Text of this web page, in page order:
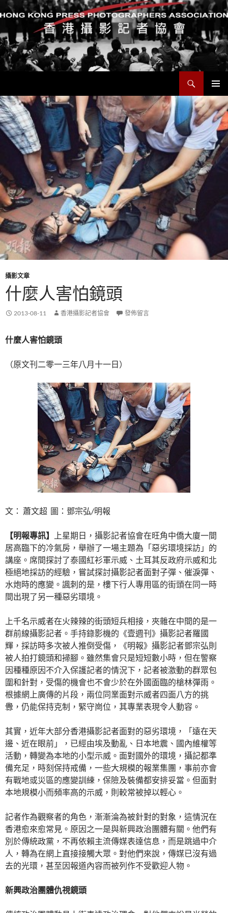
主要選單
至
主
要
內
攝影文章
什麼人害怕鏡頭
2013-08-11 香港攝影記者協會 發佈留言
什麼人害怕鏡頭
（原文刊二零一三年八月十一日）
文： 蕭文超 圖：鄧宗弘/明報
【明報專訊】
上星期日，攝影記者協會在旺角中僑大廈一間
居高臨下的冷氣房，舉辦了一場主題為「惡劣環境採訪」的
講座。席間探討了泰國紅衫軍示威、土耳其反政府示威和北
極絕地採訪的經驗，嘗試探討攝影記者面對子彈、催淚彈、
水炮時的應變。諷刺的是，樓下行人專用區的街頭在同一時
間出現了另一種惡劣環境。
上千名示威者在火辣辣的街頭短兵相接，夾雜在中間的是一
群前線攝影記者。手持錄影機的《壹週刊》攝影記者羅國
輝，採訪時多次被人推倒受傷，《明報》攝影記者鄧宗弘則
被人拍打鏡頭和掃腳。雖然集會只是短短數小時，但在警察
因種種原因不介入保護記者的情況下，記者被激動的群眾包
圍和針對，受傷的機會也不會少於在外國面臨的槍林彈雨。
根據網上廣傳的片段，兩位同業面對示威者四面八方的挑
釁，仍能保持克制，緊守崗位，其專業表現令人動容。
其實，近年大部分香港攝影記者面對的惡劣環境，「遠在天
邊、近在眼前」，已經由埃及動亂、日本地震、國內維權等
活動，轉變為本地的小型示威。面對國外的環境，攝記都準
備充足，時刻保持戒備，一些大規模的報業集團，事前亦會
有戰地或災區的應變訓練，保險及裝備都安排妥當。但面對
本地規模小而頻率高的示威，則較常被掉以輕心。
記者作為觀察者的角色，漸漸淪為被針對的對象，這情況在
香港愈來愈常見。原因之一是與新興政治團體有關。他們有
別於傳統政黨，不再依賴主流傳媒表達信息，而是跳過中介
人，轉為在網上直接接觸大眾。對他們來說，傳媒已沒有過
去的光環，甚至因報道內容而被列作不受歡迎人物。
新興政治團體仇視鏡頭